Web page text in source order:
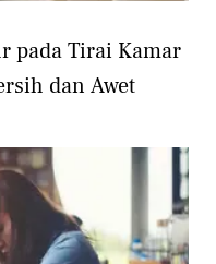
pada Tirai Kamar
dan Awet